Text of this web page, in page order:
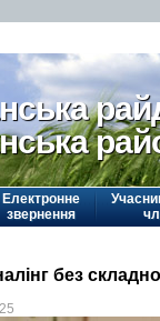
Електронне
звернення
без